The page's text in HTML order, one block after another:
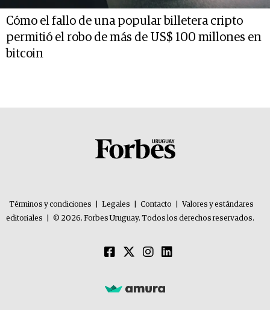
Cómo el fallo de una popular billetera cripto
permitió el robo de más de US$ 100 millones en
bitcoin
Términos y condiciones Legales Contacto
Valores y estándares
editoriales
© 2026. Forbes Uruguay. Todos los derechos reservados.